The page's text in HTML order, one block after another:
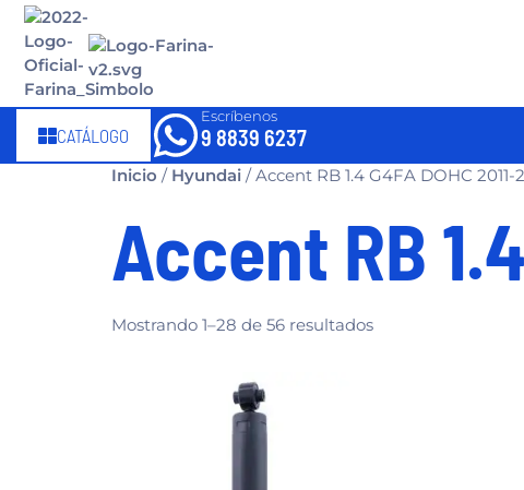
CATÁLOGO
Escríbenos
9 8839 6237
Inicio / Hyundai / Accent RB 1.4 G4FA DOHC 2011-
Accent RB
Mostrando 1–28 de 56 resultados